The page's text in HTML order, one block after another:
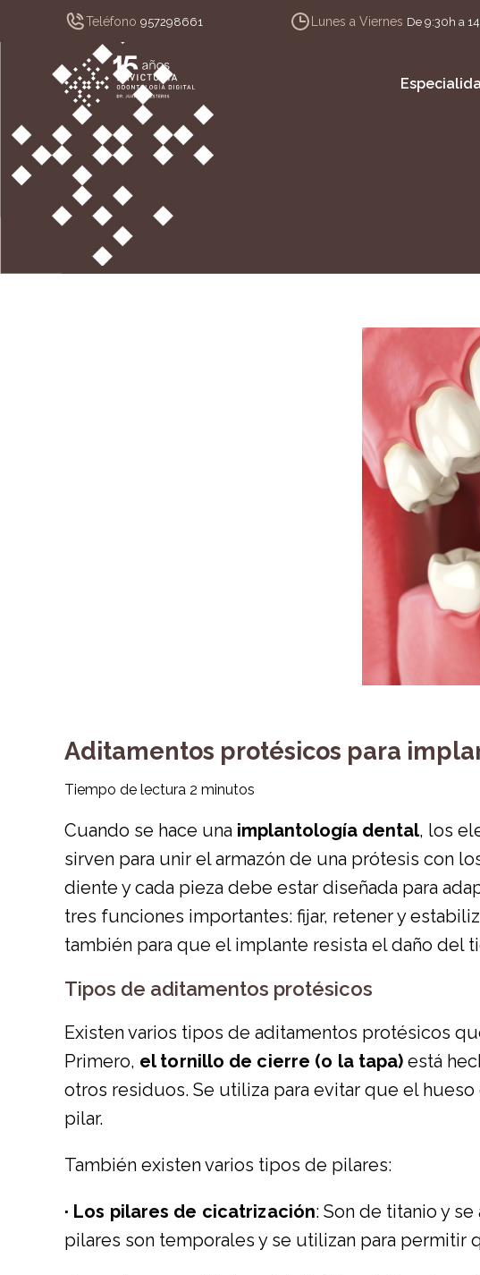
Teléfono 957298661 Lunes a Viernes De 9:30h a
Aditamentos protésicos para
Tiempo de lectura 2 minutos
Cuando se hace una implantología dental, los
sirven para unir el armazón de una prótesis con
diente y cada pieza debe estar diseñada para
tres funciones importantes: fijar, retener y
también para que el implante resista el daño del
Tipos de aditamentos protésicos
Existen varios tipos de aditamentos protésicos
Primero, el tornillo de cierre (o la tapa) está
otros residuos. Se utiliza para evitar que el
pilar.
También existen varios tipos de pilares:
· Los pilares de cicatrización: Son de titanio y
pilares son temporales y se utilizan para